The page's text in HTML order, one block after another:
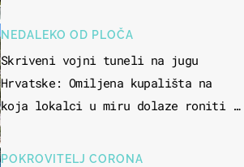
NEDALEKO OD PLOČA
Skriveni vojni tuneli na jugu
Hrvatske: Omiljena kupališta na
koja lokalci u miru dolaze roniti i
POKROVITELJ CORONA